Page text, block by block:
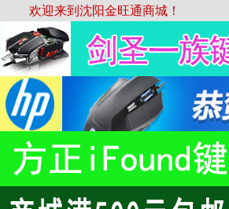
欢迎来到沈阳金旺通商城！